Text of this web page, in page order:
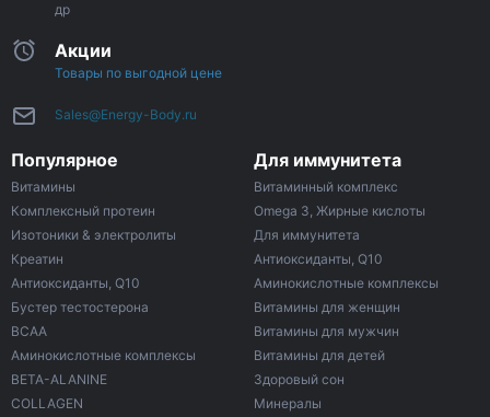
др
Акции
Товары по выгодной цене
Sales@Energy-Body.ru
Популярное
Витамины
Комплексный протеин
Изотоники & электролиты
Креатин
Антиоксиданты, Q10
Бустер тестостерона
ВСАА
Аминокислотные комплексы
BETA-ALANINE
COLLAGEN
Для иммунитета
Витаминный комплекс
Omega 3, Жирные кислоты
Для иммунитета
Антиоксиданты, Q10
Аминокислотные комплексы
Витамины для женщин
Витамины для мужчин
Витамины для детей
Здоровый сон
Минералы